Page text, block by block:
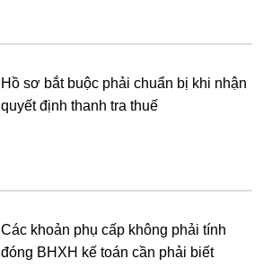
Hồ sơ bắt buộc phải chuẩn bị khi nhận
quyết định thanh tra thuế
Các khoản phụ cấp không phải tính
đóng BHXH kế toán cần phải biết